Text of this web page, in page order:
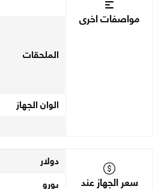
مواصفات اخرى
الملحقات
الوان الجهاز
سعر الجهاز عند
دولار
يورو